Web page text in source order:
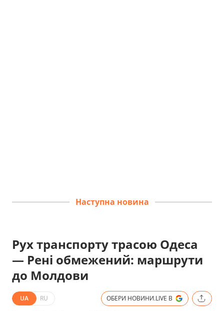
Наступна новина
Рух транспорту трасою Одеса
— Рені обмежений: маршрути
до Молдови
UA RU ОБЕРИ НОВИНИ.LIVE В